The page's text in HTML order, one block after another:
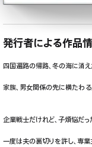
発行者による作品
四国遍路の帰路、冬の海に消え
家族、男女関係の先に横たわ
企業戦士だけれど、子煩悩だ
一度は夫の裏切りを許し、専